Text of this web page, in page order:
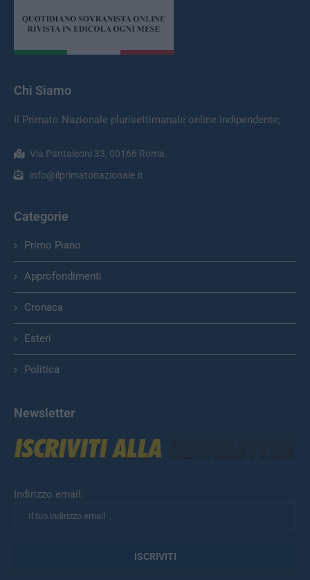
Chi Siamo
Il Primato Nazionale plurisettimanale online indipendente;
Via Pantaleoni 33, 00166 Roma.
info@ilprimatonazionale.it
Categorie
Primo Piano
Approfondimenti
Cronaca
Esteri
Politica
Newsletter
Indirizzo email: